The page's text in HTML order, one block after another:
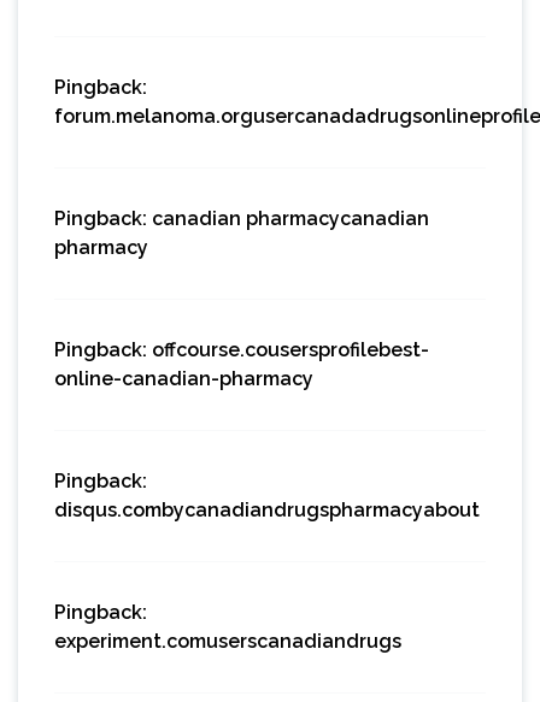
Pingback:
forum.melanoma.orgusercanadadrugsonlineprofile
Pingback: canadian pharmacycanadian
pharmacy
Pingback: offcourse.cousersprofilebest-
online-canadian-pharmacy
Pingback:
disqus.combycanadiandrugspharmacyabout
Pingback:
experiment.comuserscanadiandrugs